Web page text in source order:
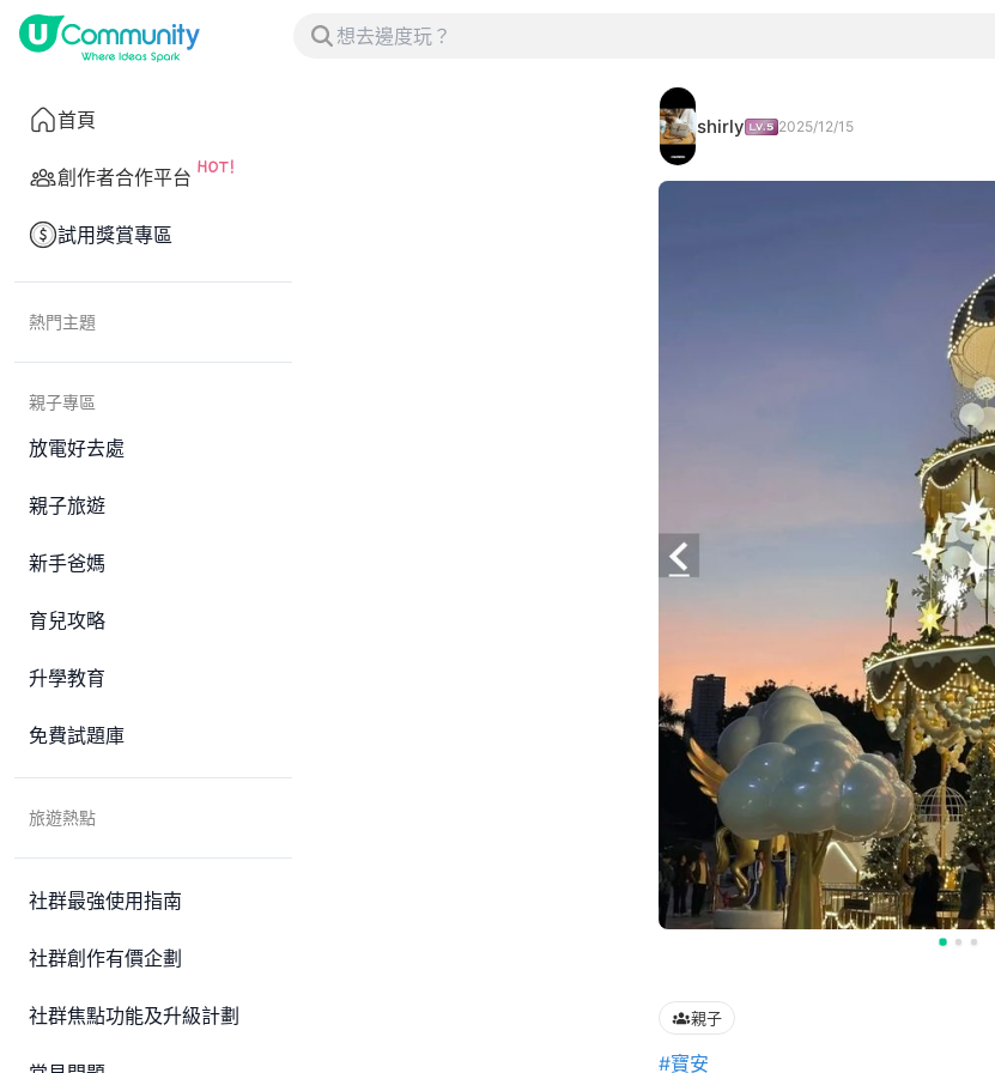
首頁
創作者合作平台
試用獎賞專區
熱門主題
親子專區
放電好去處
親子旅遊
新手爸媽
育兒攻略
升學教育
免費試題庫
旅遊熱點
社群最強使用指南
社群創作有價企劃
社群焦點功能及升級計劃
shirly 2025/12/15
親子
#寶安